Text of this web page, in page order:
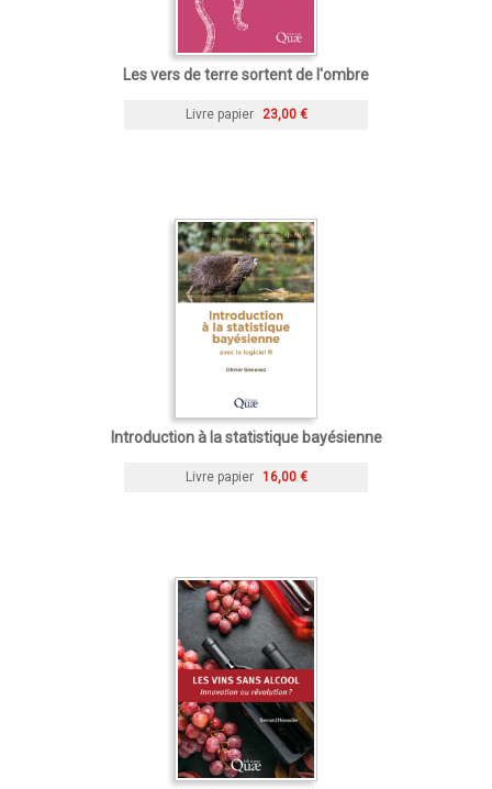
Les vers de terre sortent de l'ombre
Livre papier 23,00 €
Introduction à la statistique bayésienne
Livre papier 16,00 €